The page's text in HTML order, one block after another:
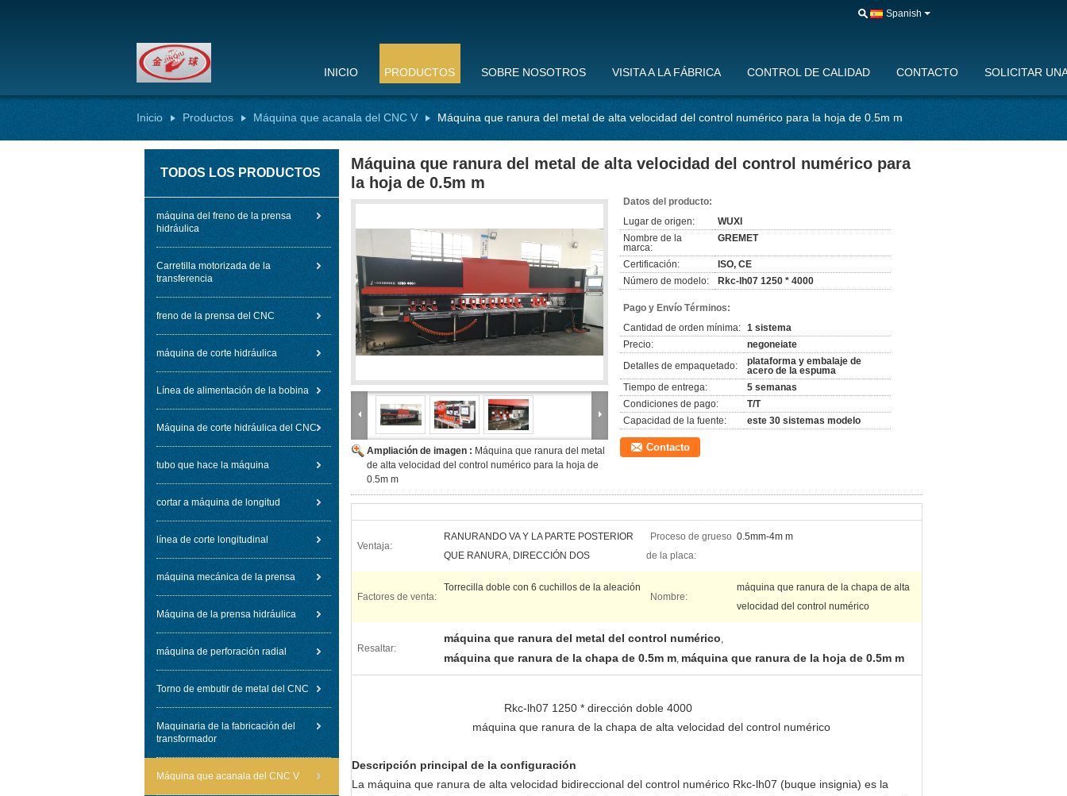
Spanish
INICIO PRODUCTOS SOBRE NOSOTROS VISITA A LA FÁBRICA CONTROL DE CALIDAD CONTACTO SOLICITAR
Inicio Productos Máquina que acanala del CNC V Máquina que ranura del metal de alta velocidad del control numérico para la hoja de 0.5m m
TODOS LOS PRODUCTOS
máquina del freno de la prensa
hidráulica
Carretilla motorizada de la
transferencia
freno de la prensa del CNC
máquina de corte hidráulica
Línea de alimentación de la bobina
Máquina de corte hidráulica del CNC
tubo que hace la máquina
cortar a máquina de longitud
línea de corte longitudinal
máquina mecánica de la prensa
Máquina de la prensa hidráulica
máquina de perforación radial
Torno de embutir de metal del CNC
Maquinaria de la fabricación del
transformador
Máquina que acanala del CNC V
Máquina que ranura del metal de alta velocidad del control numérico para
la hoja de 0.5m m
Ampliación de imagen : Máquina que ranura del metal
de alta velocidad del control numérico para la hoja de
0.5m m
Datos del producto:
Lugar de origen:
WUXI
Nombre de la
marca:
GREMET
Certificación:
ISO, CE
Número de modelo:
Rkc-lh07 1250 * 4000
Pago y Envío Términos:
Cantidad de orden mínima: 1 sistema
Precio:
negoneiate
Detalles de empaquetado:
plataforma y embalaje de
acero de la espuma
Tiempo de entrega:
5 semanas
Condiciones de pago:
T/T
Capacidad de la fuente:
este 30 sistemas modelo
Contacto
Ventaja:
RANURANDO VA Y LA PARTE POSTERIOR
QUE RANURA, DIRECCIÓN DOS
Proceso de grueso
de la placa:
0.5mm-4m m
Factores de venta:
Torrecilla doble con 6 cuchillos de la aleación
Nombre:
máquina que ranura de la chapa de alta
velocidad del control numérico
Resaltar:
máquina que ranura del metal del control numérico,
máquina que ranura de la chapa de 0.5m m, máquina que ranura de la hoja de 0.5m m
Rkc-lh07 1250 * dirección doble 4000
máquina que ranura de la chapa de alta velocidad del control numérico
Descripción principal de la configuración
La máquina que ranura de alta velocidad bidireccional del control numérico Rkc-lh07 (buque insignia) es la